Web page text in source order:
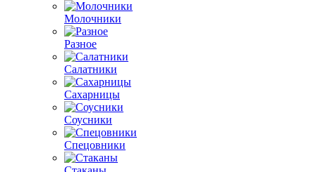
Молочники
Разное
Салатники
Сахарницы
Соусники
Спецовники